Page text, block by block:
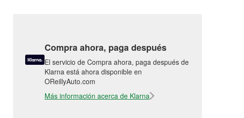
Compra ahora, paga después
El servicio de Compra ahora, paga después de
Klarna está ahora disponible en
OReillyAuto.com
Más información acerca de Klarna